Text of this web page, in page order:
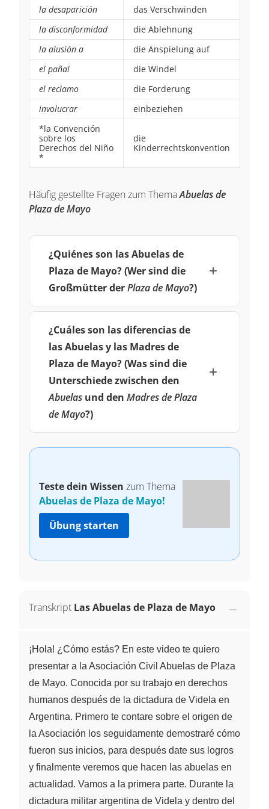
la desaparición
das Verschwinden
la disconformidad
die Ablehnung
la alusión a
die Anspielung auf
el pañal
die Windel
el reclamo
die Forderung
involucrar
einbeziehen
*la Convención
sobre los
Derechos del Niño
*
die
Kinderrechtskonvention
Häufig gestellte Fragen zum ThemaAbuelas de
Plaza de Mayo
¿Quiénes son las Abuelas de
Plaza de Mayo? (Wer sind die
Großmütter derPlaza de Mayo?)
¿Cuáles son las diferencias de
las Abuelas y las Madres de
Plaza de Mayo? (Was sind die
Unterschiede zwischen den
Abuelas und den Madres de Plaza
de Mayo?)
Teste dein Wissen zum Thema
Abuelas de Plaza de Mayo!
Übung starten
Transkript Las Abuelas de Plaza de Mayo
¡Hola! ¿Cómo estás? En este video te quiero
presentar a la Asociación Civil Abuelas de Plaza
de Mayo. Conocida por su trabajo en derechos
humanos después de la dictadura de Videla en
Argentina. Primero te contare sobre el origen de
la Asociación los seguidamente demostraré cómo
fueron sus inicios, para después date sus logros
y finalmente veremos que hacen las abuelas en
actualidad. Vamos a la primera parte. Durante la
dictadura militar argentina de Videla y dentro del